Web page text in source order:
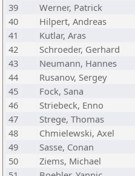
39
Werner, Patrick
40
Hilpert, Andreas
41
Kutlar, Aras
42
Schroeder, Gerhard
43
Neumann, Hannes
44
Rusanov, Sergey
45
Fock, Sana
46
Striebeck, Enno
47
Strege, Thomas
48
Chmielewski, Axel
49
Sasse, Conan
50
Ziems, Michael